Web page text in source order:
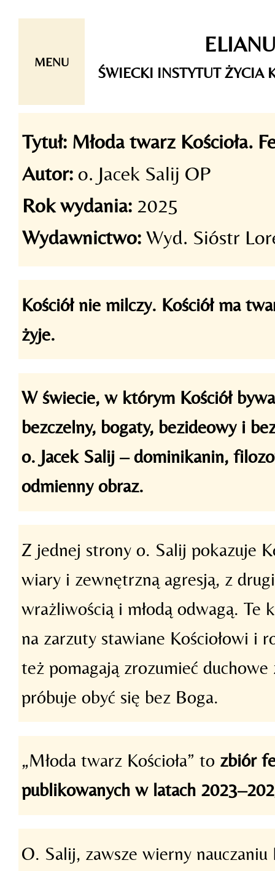
ŚWIECKI INSTYTUT ŻYCIA
MENU
Tytuł: Młoda twarz Kościoła.
Autor: o. Jacek Salij OP
Rok wydania: 2025
Wydawnictwo: Wyd. Sióstr
Kościół nie milczy. Kościół ma
żyje.
W świecie, w którym Kościół
bezczelny, bogaty, bezideowy i
o. Jacek Salij – dominikanin,
odmienny obraz.
Z jednej strony o. Salij pokazuje
wiary i zewnętrzną agresją, z
wrażliwością i młodą odwagą.
na zarzuty stawiane Kościołowi i
też pomagają zrozumieć
próbuje obyć się bez Boga.
„Młoda twarz Kościoła” to zbiór
publikowanych w latach
O. Salij, zawsze wierny nauczaniu